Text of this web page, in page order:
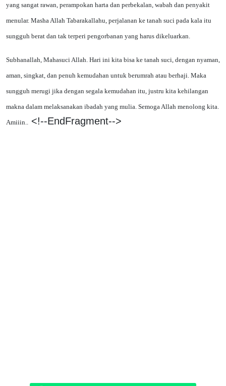
yang sangat rawan, perampokan harta dan perbekalan, wabah dan penyakit
menular. Masha Allah Tabarakallahu, perjalanan ke tanah suci pada kala itu
sungguh berat dan tak terperi pengorbanan yang harus dikeluarkan.
Subhanallah, Mahasuci Allah. Hari ini kita bisa ke tanah suci, dengan nyaman,
aman, singkat, dan penuh kemudahan untuk berumrah atau berhaji. Maka
sungguh merugi jika dengan segala kemudahan itu, justru kita kehilangan
makna dalam melaksanakan ibadah yang mulia. Semoga Allah menolong kita.
Amiiin.. <!--EndFragment-->